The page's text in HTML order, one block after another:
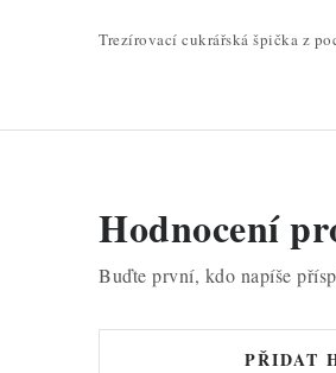
Trezírovací cukrářská špička z
Hodnocení
Buďte první, kdo napíše
PŘIDAT